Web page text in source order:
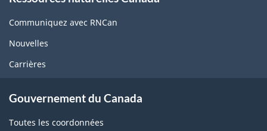
site
Communiquez avec RNCan
Nouvelles
Carrières
Gouvernement du Canada
Toutes les coordonnées